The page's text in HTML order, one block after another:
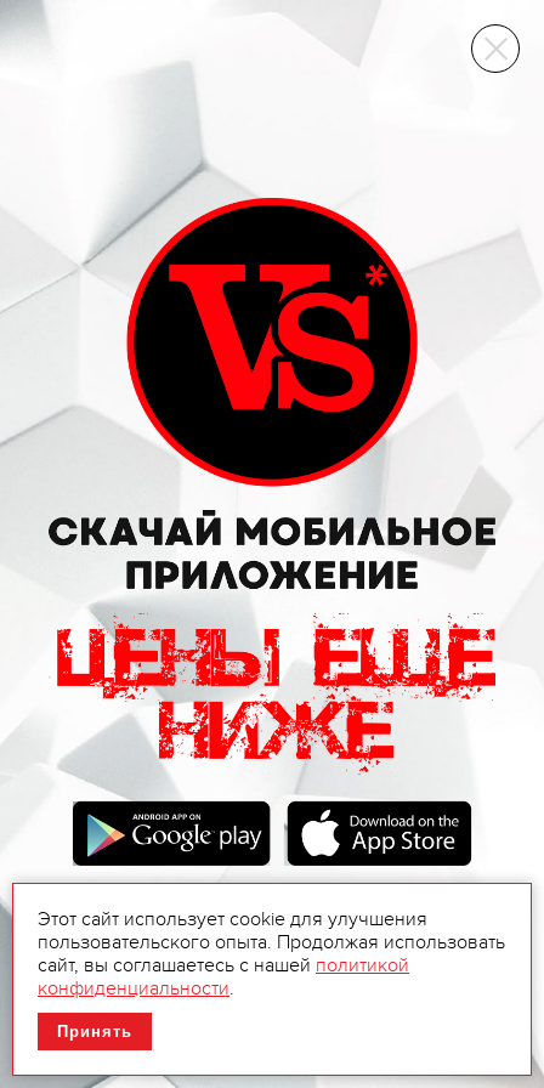
ВИННЫЙ СКЛАД
Этот сайт использует cookie для улучшения
пользовательского опыта. Продолжая использовать
сайт, вы соглашаетесь с нашей политикой
конфиденциальности.
Принять